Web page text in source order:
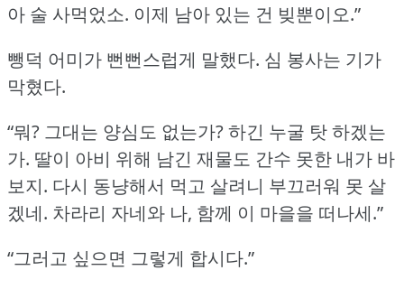
아 술 사먹었소. 이제 남아 있는 건 빚뿐이오.”
뺑덕 어미가 뻔뻔스럽게 말했다. 심 봉사는 기가
막혔다.
“뭐? 그대는 양심도 없는가?하긴 누굴 탓 하겠는
가. 딸이 아비 위해 남긴 재물도 간수 못한 내가 바
보지. 다시 동냥해서 먹고 살려니 부끄러워 못 살
겠네. 차라리 자네와 나, 함께 이 마을을 떠나세.”
“그러고 싶으면 그렇게 합시다.”